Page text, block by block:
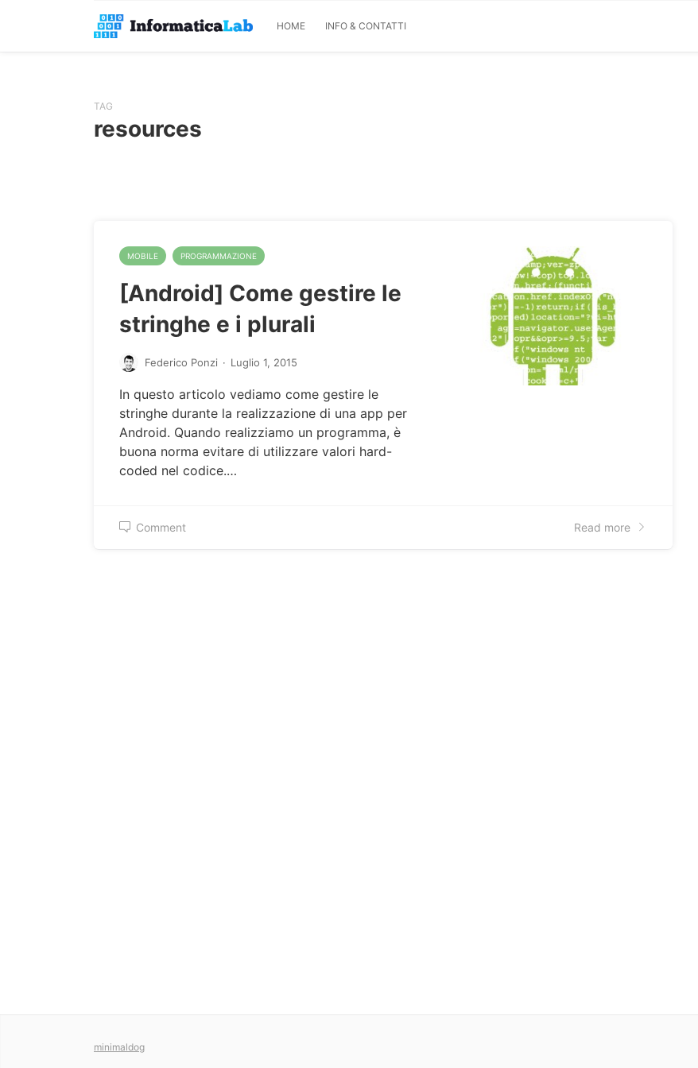
HOME INFO & CONTATTI
TAG
resources
MOBILE PROGRAMMAZIONE
[Android] Come gestire le
stringhe e i plurali
Federico Ponzi · Luglio 1, 2015
In questo articolo vediamo come gestire le
stringhe durante la realizzazione di una app per
Android. Quando realizziamo un programma, è
buona norma evitare di utilizzare valori hard-
coded nel codice.…
Comment Read more
minimaldog